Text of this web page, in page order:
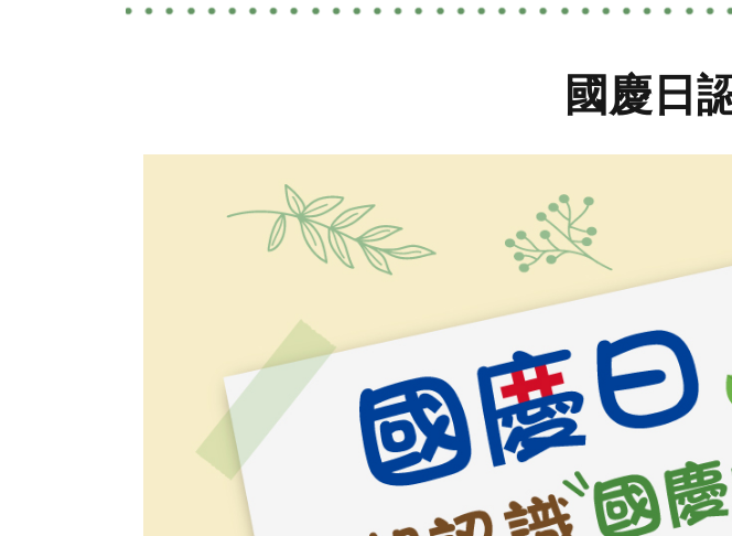
國慶日